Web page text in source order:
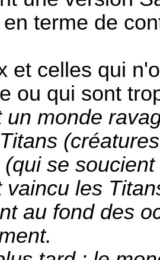
terme de
et celles qui
ou qui sont
un monde
se
vaincu les
au fond des